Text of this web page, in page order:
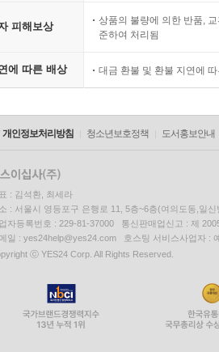
피해보상
상품의 불량에 의한 반품,
준하여 처리됨
에 따른 배상 대금 환불 및 환불 지연에
개인정보처리방침 청소년보호정책 도서홍보안내
: 김석환, 최세라
: 서울시 영등포구 은행로 11, 5층~6층(여의도동,일신
자등록번호 : 229-81-37000 통신판매업신고 : 제
일 : yes24help@yes24.com 호스팅 서비스사업자 :
ⓒ YES24 Corp. All Rights Reserved.